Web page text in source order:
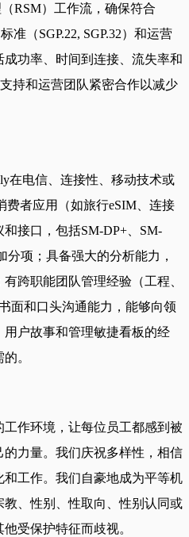
RSM）工作流，确保符合
准（SGP.22, SGP.32）和运营
功率、时间到连接、流失率和
持和运营团队紧密合作以减少
在电信、连接性、移动技术或
费者应用（如旅行eSIM、连接
接口，包括SM-DP+、SM-
项；具备强大的分析能力，
跨职能团队管理经验（工程、
面和口头沟通能力，能够向领
户故事和管理敏捷看板的经
。
作环境，让每位员工都感到被
力量。我们庆祝多样性，相信
工作。我们自豪地成为平等机
、性别、性取向、性别认同或
受保护特征而歧视。